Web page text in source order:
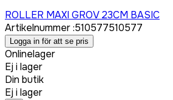
ROLLER MAXI GROV 23CM BASIC
Artikelnummer:510577510577
Logga in för att se pris
Onlinelager
Ej i lager
Din butik
Ej i lager